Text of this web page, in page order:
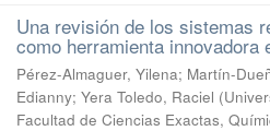
Una revisión de los sistemas
como herramienta innovadora
Pérez-Almaguer, Yilena; Martín-
Edianny; Yera Toledo, Raciel (
Facultad de Ciencias Exactas,